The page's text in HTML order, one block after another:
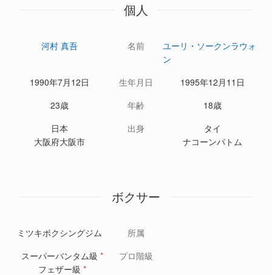
個人
河村 真吾 名前
ユーリ・ソークンラウォ
ン
1990年7月12日
生年月日
1995年12月11日
23歳
年齢
18歳
日本
大阪府大阪市
出身
タイ
ナコーンパトム
ボクサー
ミツキボクシングジム
所属
スーパーバンタム級 *
フェザー級 *
プロ階級